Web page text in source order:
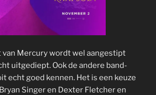
van Mercury wordt wel aangestipt
uitgediept. Ook de andere band-
echt goed kennen. Het is een keuze
Singer en Dexter Fletcher en